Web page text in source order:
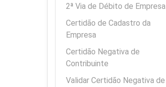
2ª Via de Débito de Empresa
Certidão de Cadastro da
Empresa
Certidão Negativa de
Contribuinte
Validar Certidão Negativa de